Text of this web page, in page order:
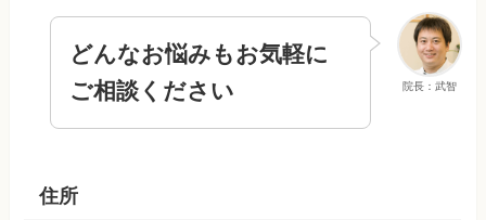
院長：武智
どんなお悩みもお気軽に
ご相談ください
住所